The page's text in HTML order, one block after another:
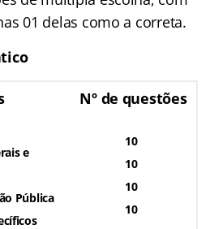
01 delas como a correta.
Nº de questões
e
Pública
10
10
10
10